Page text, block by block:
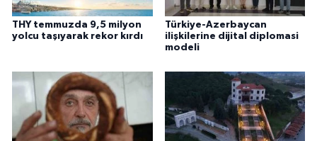
THY temmuzda 9,5 milyon
yolcu taşıyarak rekor kırdı
Türkiye-Azerbaycan
ilişkilerine dijital diplomasi
modeli